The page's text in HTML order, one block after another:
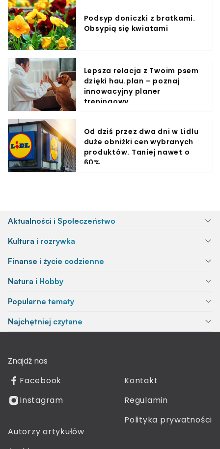
Podsyp doniczki z bratkami.
Obsypią się kwiatami
Lepsza relacja z Twoim psem
dzięki hau.plan – poznaj
innowacyjny planer
treningowy
Od dziś przez dwa dni w Lidlu
duże obniżki cen wybranych
produktów. Taniej nawet o
60%
Aktualności i Społeczeństwo
Kultura i rozrywka
Finanse i życie codzienne
Natura i Hobby
Popularne tematy
Najchętniej czytane
Znajdź nas
Facebook
Instagram
Kontakt
Regulamin
Polityka prywatności
Autorzy artykułów